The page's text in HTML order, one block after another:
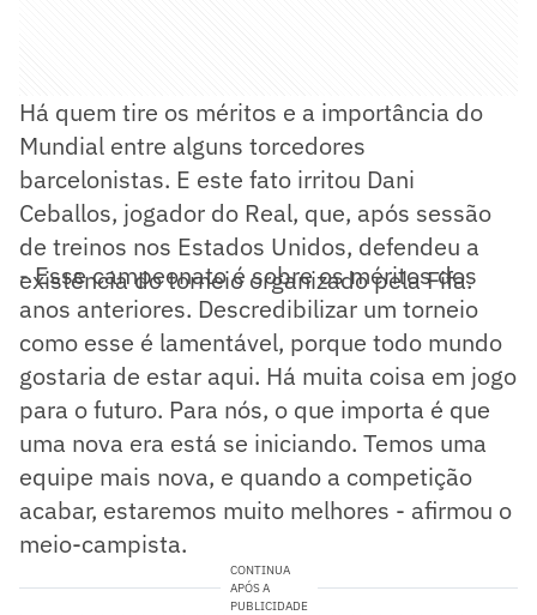
Há quem tire os méritos e a importância do
Mundial entre alguns torcedores
barcelonistas. E este fato irritou Dani
Ceballos, jogador do Real, que, após sessão
de treinos nos Estados Unidos, defendeu a
existência do torneio organizado pela Fifa.
- Esse campeonato é sobre os méritos dos
anos anteriores. Descredibilizar um torneio
como esse é lamentável, porque todo mundo
gostaria de estar aqui. Há muita coisa em jogo
para o futuro. Para nós, o que importa é que
uma nova era está se iniciando. Temos uma
equipe mais nova, e quando a competição
acabar, estaremos muito melhores - afirmou o
meio-campista.
CONTINUA
APÓS A
PUBLICIDADE